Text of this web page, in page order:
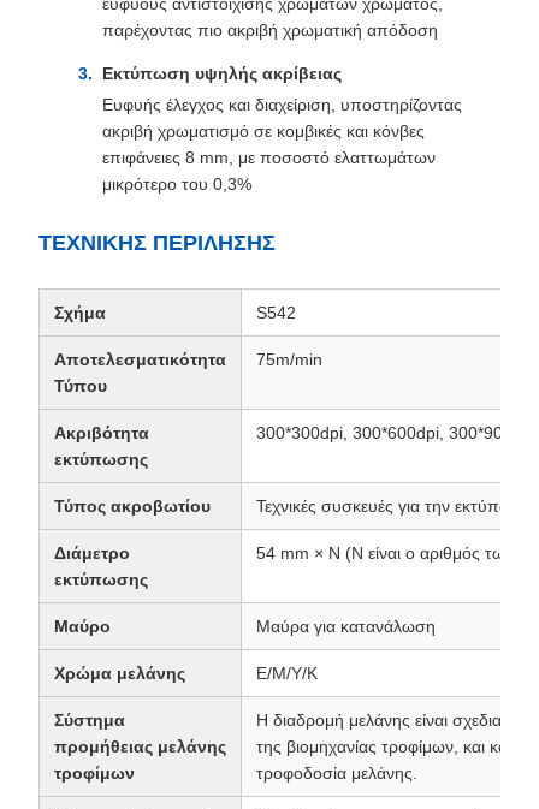
παρέχοντας πιο ακριβή χρωματική απόδοση
Εκτύπωση υψηλής ακρίβειας
Ευφυής έλεγχος και διαχείριση, υποστηρίζοντας
ακριβή χρωματισμό σε κομβικές και κόνβες
επιφάνειες 8 mm, με ποσοστό ελαττωμάτων
μικρότερο του 0,3%
ΤΕΧΝΙΚΗΣ ΠΕΡΙΛΗΣΗΣ
Σχήμα S542
Αποτελεσματικότητα
Τύπου
75m/min
Ακριβότητα
εκτύπωσης
300*300dpi, 300*600dpi, 300*900dpi
Τύπος ακροβωτίου Τεχνικές συσκευές για την εκτύπωση
Διάμετρο
εκτύπωσης
54 mm × N (N είναι ο αριθμός των
Μαύρο Μαύρα για κατανάλωση
Χρώμα μελάνης Ε/Μ/Υ/Κ
Σύστημα
προμήθειας μελάνης
τροφίμων
Η διαδρομή μελάνης είναι
της βιομηχανίας τροφίμων, και κάθε
τροφοδοσία μελάνης.